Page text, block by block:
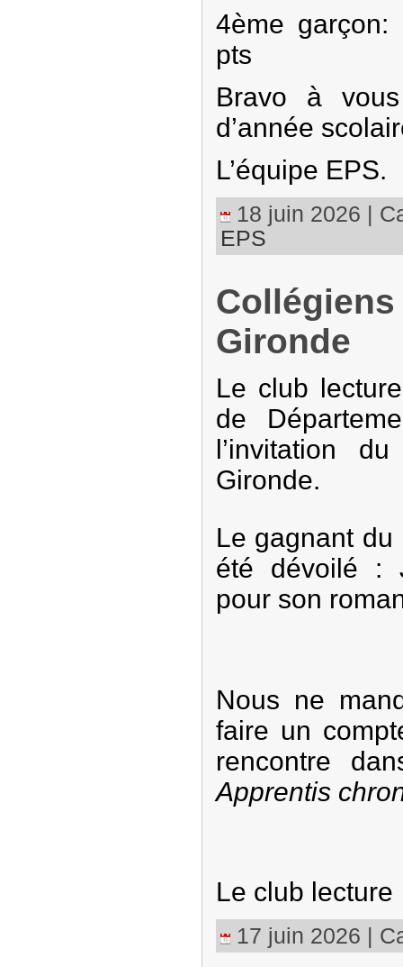
4ème garçon:
pts
Bravo à
d’année
L’équipe EPS.
18 juin 2026 |
EPS
Gironde
Le club
de
l’invitation
Gironde.
Le gagnant
été dévoilé :
pour son
Nous ne
faire un
rencontre
Apprentis
Le club lecture
17 juin 2026 |